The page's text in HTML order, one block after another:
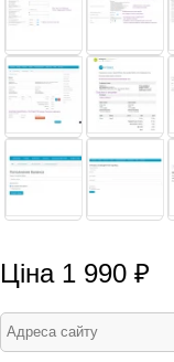
Ціна 1 990 ₽